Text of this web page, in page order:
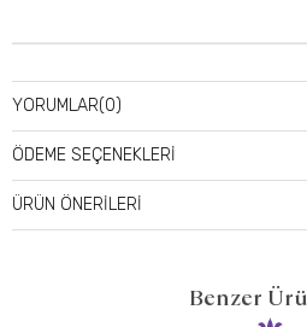
YORUMLAR(0)
ÖDEME SEÇENEKLERI
ÜRÜN ÖNERILERI
Benzer